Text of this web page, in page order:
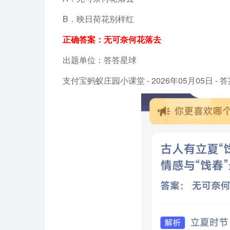
B．映日荷花别样红
正确答案：无可奈何花落去
出题单位：答答星球
支付宝蚂蚁庄园小课堂 - 2026年05月05日 -